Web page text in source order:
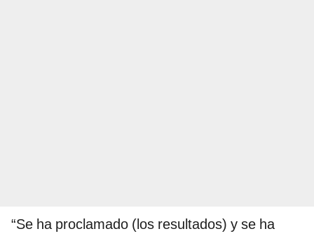
“Se ha proclamado (los resultados) y se ha